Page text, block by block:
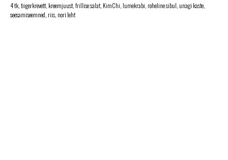
4 tk, tiigerkrevett, kreemjuust, frillise salat, KimChi, lumekrabi, roheline sibul, unagi kaste,
seesamiseemned, riis, nori leht